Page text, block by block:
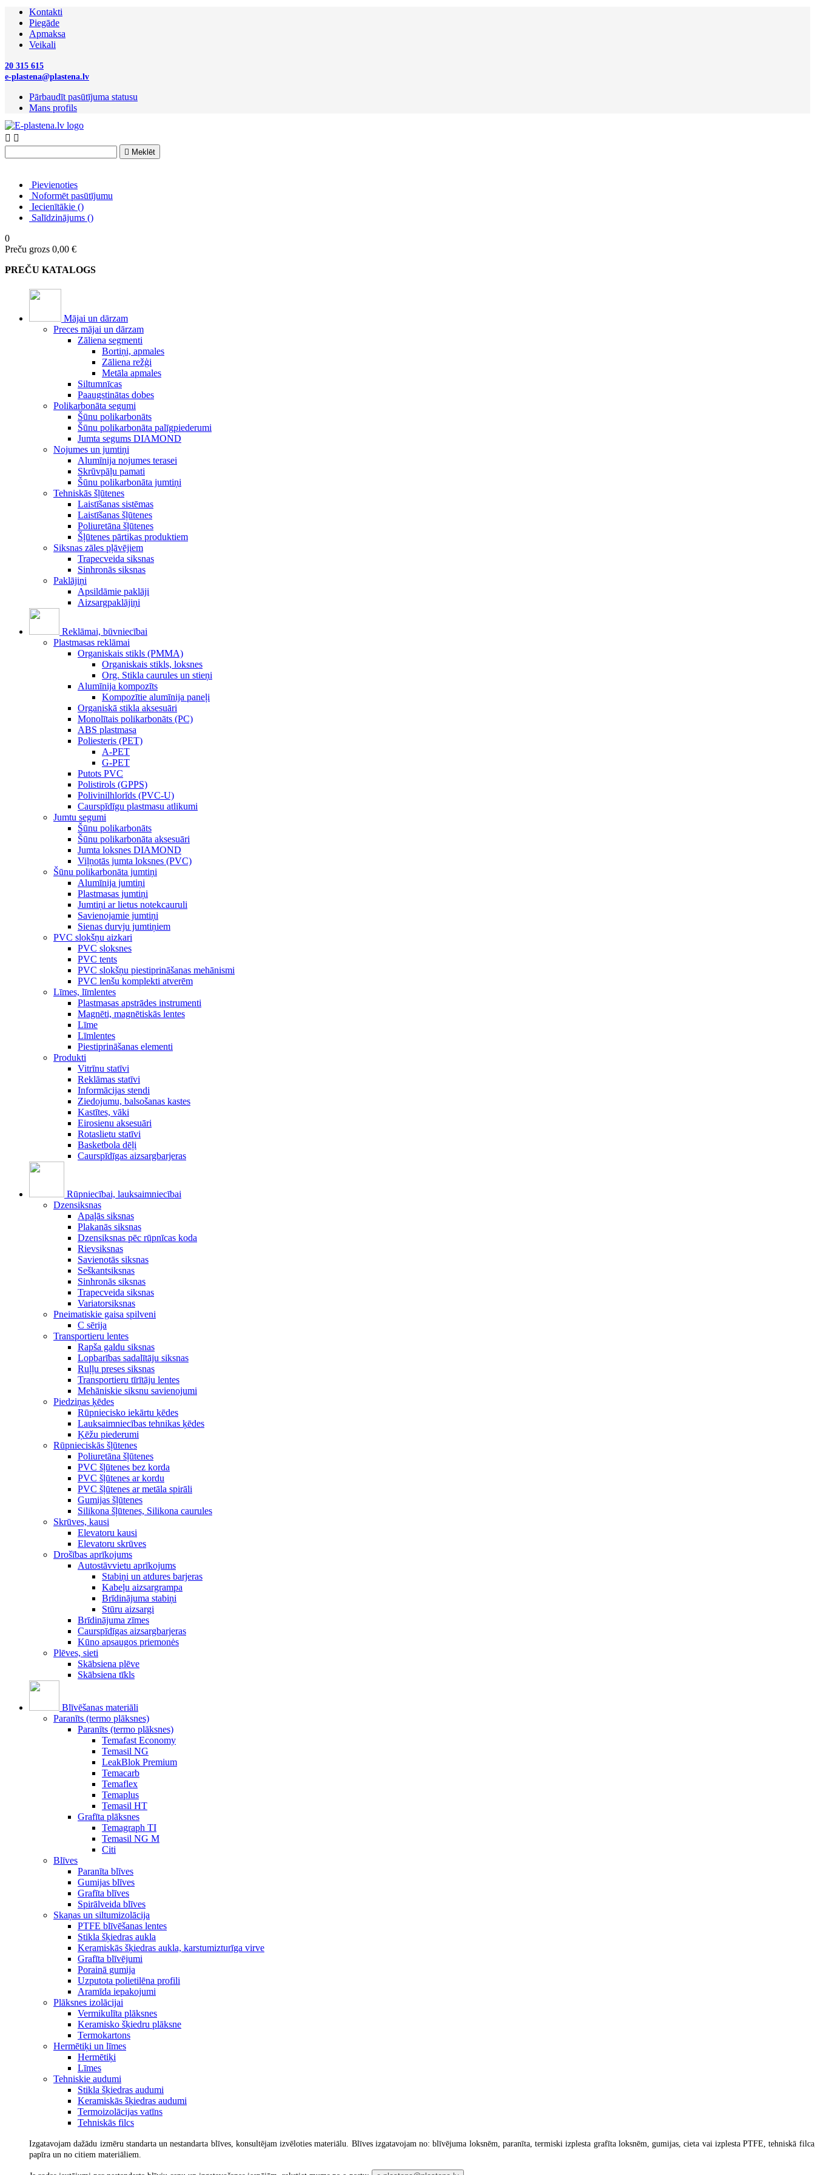
Kontakti
Piegāde
Apmaksa
Veikali
20 315 615
e-plastena@plastena.lv
Pārbaudīt pasūtījuma statusu
Mans profils
 
 Meklēt
Pievienoties
Noformēt pasūtījumu
Iecienītākie ()
Salīdzinājums ()
0
Preču grozs 0,00 €
PREČU KATALOGS
Mājai un dārzam
Preces mājai un dārzam
Zāliena segmenti
Bortiņi, apmales
Zāliena režģi
Metāla apmales
Siltumnīcas
Paaugstinātas dobes
Polikarbonāta segumi
Šūnu polikarbonāts
Šūnu polikarbonāta palīgpiederumi
Jumta segums DIAMOND
Nojumes un jumtiņi
Alumīnija nojumes terasei
Skrūvpāļu pamati
Šūnu polikarbonāta jumtiņi
Tehniskās šļūtenes
Laistīšanas sistēmas
Laistīšanas šļūtenes
Poliuretāna šļūtenes
Šļūtenes pārtikas produktiem
Siksnas zāles pļāvējiem
Trapecveida siksnas
Sinhronās siksnas
Paklājiņi
Apsildāmie paklāji
Aizsargpaklājiņi
Reklāmai, būvniecībai
Plastmasas reklāmai
Organiskais stikls (PMMA)
Organiskais stikls, loksnes
Org. Stikla caurules un stieņi
Alumīnija kompozīts
Kompozītie alumīnija paneļi
Organiskā stikla aksesuāri
Monolītais polikarbonāts (PC)
ABS plastmasa
Poliesteris (PET)
A-PET
G-PET
Putots PVC
Polistirols (GPPS)
Polivinilhlorīds (PVC-U)
Caurspīdīgu plastmasu atlikumi
Jumtu segumi
Šūnu polikarbonāts
Šūnu polikarbonāta aksesuāri
Jumta loksnes DIAMOND
Viļņotās jumta loksnes (PVC)
Šūnu polikarbonāta jumtiņi
Alumīnija jumtiņi
Plastmasas jumtiņi
Jumtiņi ar lietus notekcauruli
Savienojamie jumtiņi
Sienas durvju jumtiņiem
PVC slokšņu aizkari
PVC sloksnes
PVC tents
PVC slokšņu piestiprināšanas mehānismi
PVC lenšu komplekti atverēm
Līmes, līmlentes
Plastmasas apstrādes instrumenti
Magnēti, magnētiskās lentes
Līme
Līmlentes
Piestiprināšanas elementi
Produkti
Vitrīnu statīvi
Reklāmas statīvi
Informācijas stendi
Ziedojumu, balsošanas kastes
Kastītes, vāki
Eirosienu aksesuāri
Rotaslietu statīvi
Basketbola dēļi
Caurspīdīgas aizsargbarjeras
Rūpniecībai, lauksaimniecībai
Dzensiksnas
Apaļās siksnas
Plakanās siksnas
Dzensiksnas pēc rūpnīcas koda
Rievsiksnas
Savienotās siksnas
Seškantsiksnas
Sinhronās siksnas
Trapecveida siksnas
Variatorsiksnas
Pneimatiskie gaisa spilveni
C sērija
Transportieru lentes
Rapša galdu siksnas
Lopbarības sadalītāju siksnas
Ruļļu preses siksnas
Transportieru tīrītāju lentes
Mehāniskie siksnu savienojumi
Piedziņas ķēdes
Rūpniecisko iekārtu ķēdes
Lauksaimniecības tehnikas ķēdes
Ķēžu piederumi
Rūpnieciskās šļūtenes
Poliuretāna šļūtenes
PVC šļūtenes bez korda
PVC šļūtenes ar kordu
PVC šļūtenes ar metāla spirāli
Gumijas šļūtenes
Silikona šļūtenes, Silikona caurules
Skrūves, kausi
Elevatoru kausi
Elevatoru skrūves
Drošības aprīkojums
Autostāvvietu aprīkojums
Stabiņi un atdures barjeras
Kabeļu aizsargrampa
Brīdinājuma stabiņi
Stūru aizsargi
Brīdinājuma zīmes
Caurspīdīgas aizsargbarjeras
Kūno apsaugos priemonės
Plēves, sieti
Skābsiena plēve
Skābsiena tīkls
Blīvēšanas materiāli
Paranīts (termo plāksnes)
Paranīts (termo plāksnes)
Temafast Economy
Temasil NG
LeakBlok Premium
Temacarb
Temaflex
Temaplus
Temasil HT
Grafīta plāksnes
Temagraph TI
Temasil NG M
Citi
Blīves
Paranīta blīves
Gumijas blīves
Grafīta blīves
Spirālveida blīves
Skaņas un siltumizolācija
PTFE blīvēšanas lentes
Stikla šķiedras aukla
Keramiskās šķiedras aukla, karstumizturīga virve
Grafīta blīvējumi
Porainā gumija
Uzputota polietilēna profili
Aramīda iepakojumi
Plāksnes izolācijai
Vermikulīta plāksnes
Keramisko šķiedru plāksne
Termokartons
Hermētiķi un līmes
Hermētiķi
Līmes
Tehniskie audumi
Stikla šķiedras audumi
Keramiskās šķiedras audumi
Termoizolācijas vatīns
Tehniskās filcs
Izgatavojam dažādu izmēru standarta un nestandarta blīves, konsultējam izvēloties materiālu. Blīves izgatavojam no: blīvējuma loksnēm, paranīta, termiski izplesta grafīta loksnēm, gumijas, cieta vai izplesta PTFE, tehniskā
papīra un no citiem materiāliem.